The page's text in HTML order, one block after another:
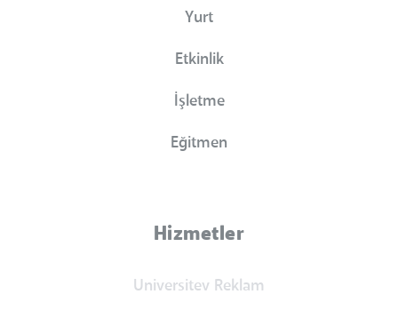
Yurt
Etkinlik
İşletme
Eğitmen
Hizmetler
Universitev Reklam